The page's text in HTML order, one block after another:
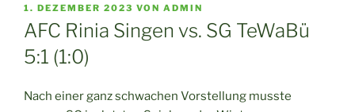
VERÖFFENTLICHT
AM
1. DEZEMBER 2023 VON ADMIN
AFC Rinia Singen vs. SG TeWaBü
5:1 (1:0)
Nach einer ganz schwachen Vorstellung musste